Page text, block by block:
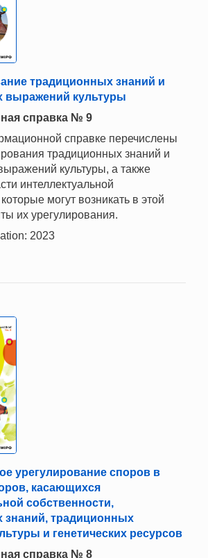
традиционных знаний и
выражений культуры
справка № 9
справке перечислены
традиционных знаний и
культуры, а также
интеллектуальной
могут возникать в этой
их урегулирования.
2023
урегулирование споров в
касающихся
собственности,
знаний, традиционных
и генетических ресурсов
справка № 8